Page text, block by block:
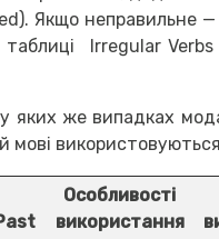
Якщо неправильне
таблиці Irregular
яких же випадках
мові
Особливості
використання